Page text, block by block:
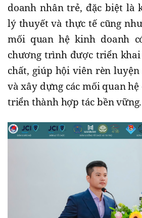
doanh nhân trẻ, đặc biệt là
lý thuyết và thực tế cũng
mối quan hệ kinh doanh
chương trình được triển
chất, giúp hội viên rèn
và xây dựng các mối quan
triển thành hợp tác bền vững.